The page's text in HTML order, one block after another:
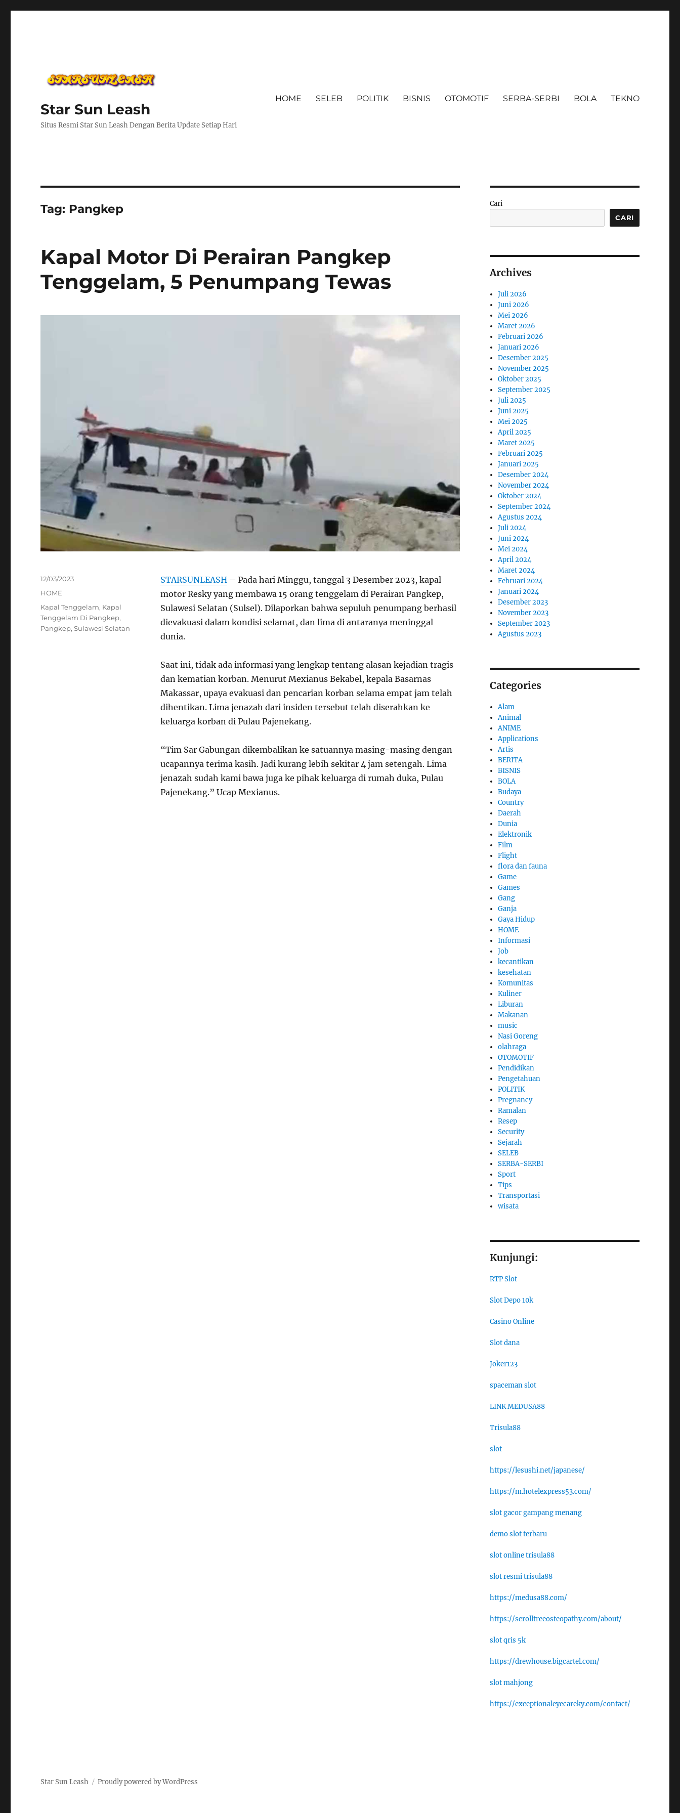
Star Sun Leash
Situs Resmi Star Sun Leash Dengan Berita Update Setiap Hari
HOME SELEB POLITIK BISNIS OTOMOTIF SERBA-SERBI BOLA TEKNO
Tag: Pangkep
Kapal Motor Di Perairan Pangkep
Tenggelam, 5 Penumpang Tewas
STARSUNLEASH– Pada hari Minggu, tanggal 3 Desember 2023, kapal
motor Resky yang membawa 15 orang tenggelam di Perairan Pangkep,
Sulawesi Selatan (Sulsel). Dilaporkan bahwa sepuluh penumpang berhasil
dievakuasi dalam kondisi selamat, dan lima di antaranya meninggal
dunia.
Saat ini, tidak ada informasi yang lengkap tentang alasan kejadian tragis
dan kematian korban. Menurut Mexianus Bekabel, kepala Basarnas
Makassar, upaya evakuasi dan pencarian korban selama empat jam telah
dihentikan. Lima jenazah dari insiden tersebut telah diserahkan ke
keluarga korban di Pulau Pajenekang.
“Tim Sar Gabungan dikembalikan ke satuannya masing-masing dengan
ucapannya terima kasih. Jadi kurang lebih sekitar 4 jam setengah. Lima
jenazah sudah kami bawa juga ke pihak keluarga di rumah duka, Pulau
Pajenekang.” Ucap Mexianus.
Posted
12/03/2023
Categories
HOME
Tags
Kapal Tenggelam, Kapal
Tenggelam Di Pangkep,
Pangkep,Sulawesi Selatan
Cari
CARI
Archives
Juli 2026
Juni 2026
Mei 2026
Maret 2026
Februari 2026
Januari 2026
Desember 2025
November 2025
Oktober 2025
September 2025
Juli 2025
Juni 2025
Mei 2025
April 2025
Maret 2025
Februari 2025
Januari 2025
Desember 2024
November 2024
Oktober 2024
September 2024
Agustus 2024
Juli 2024
Juni 2024
Mei 2024
April 2024
Maret 2024
Februari 2024
Januari 2024
Desember 2023
November 2023
September 2023
Agustus 2023
Categories
Alam
Animal
ANIME
Applications
Artis
BERITA
BISNIS
BOLA
Budaya
Country
Daerah
Dunia
Elektronik
Film
Flight
flora dan fauna
Game
Games
Gang
Ganja
Gaya Hidup
HOME
Informasi
Job
kecantikan
kesehatan
Komunitas
Kuliner
Liburan
Makanan
music
Nasi Goreng
olahraga
OTOMOTIF
Pendidikan
Pengetahuan
POLITIK
Pregnancy
Ramalan
Resep
Security
Sejarah
SELEB
SERBA-SERBI
Sport
Tips
Transportasi
wisata
Kunjungi:
RTP Slot
Slot Depo 10k
Casino Online
Slot dana
Joker123
spaceman slot
LINK MEDUSA88
Trisula88
slot
https://lesushi.net/japanese/
https://m.hotelexpress53.com/
slot gacor gampang menang
demo slot terbaru
slot online trisula88
slot resmi trisula88
https://medusa88.com/
https://scrolltreeosteopathy.com/about/
slot qris 5k
https://drewhouse.bigcartel.com/
slot mahjong
https://exceptionaleyecareky.com/contact/
Star Sun Leash Proudly powered by WordPress